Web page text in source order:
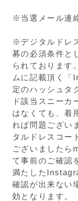
※当選メール連
※デジタルドレ
募の必須条件と
られております
ムに記載頂く「
定のハッシュタ
ド該当スニーカ
はなくても、着
れば問題ござい
タルドレスコー
ございましたら
て事前のご確認
満たした
確認が出来ない
効となります。